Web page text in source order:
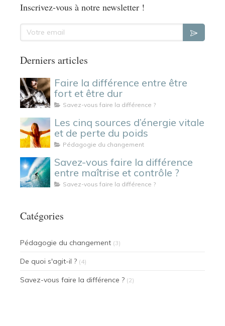
Inscrivez-vous à notre newsletter !
Votre email
Derniers articles
Faire la différence entre être
fort et être dur
Savez-vous faire la différence ?
Les cinq sources d’énergie vitale
et de perte du poids
Pédagogie du changement
Savez-vous faire la différence
entre maîtrise et contrôle ?
Savez-vous faire la différence ?
Catégories
Pédagogie du changement (3)
De quoi s'agit-il ? (4)
Savez-vous faire la différence ? (2)